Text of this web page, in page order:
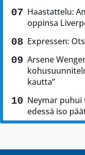
Haastattelu:
oppinsa
Expressen:
Arsene
kautta”
Neymar puhui
edessä iso